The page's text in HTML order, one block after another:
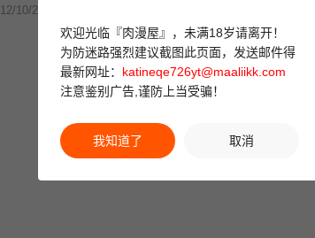
12/10/2025
欢迎光临『肉漫屋』，未满18岁请离开！
为防迷路强烈建议截图此页面，发送邮件得
最新网址： katineqe726yt@maaliikk.com
注意鉴别广告,谨防上当受骗！
我知道了 取消